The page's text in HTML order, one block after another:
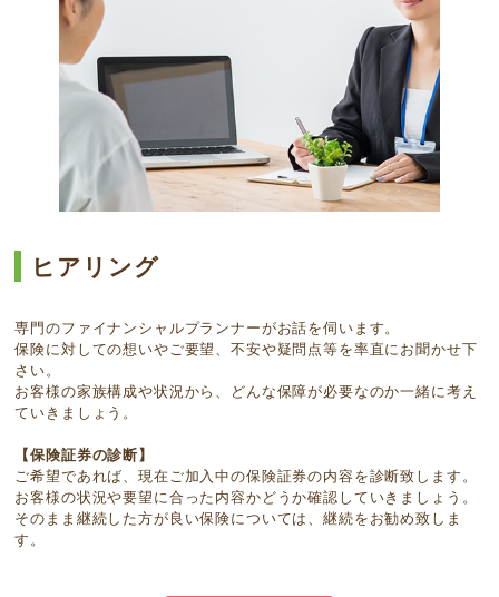
ヒアリング
専門のファイナンシャルプランナーがお話を伺います。
保険に対しての想いやご要望、不安や疑問点等を率直にお聞かせ下
さい。
お客様の家族構成や状況から、どんな保障が必要なのか一緒に考え
ていきましょう。
【保険証券の診断】
ご希望であれば、現在ご加入中の保険証券の内容を診断致します。
お客様の状況や要望に合った内容かどうか確認していきましょう。
そのまま継続した方が良い保険については、継続をお勧め致しま
す。